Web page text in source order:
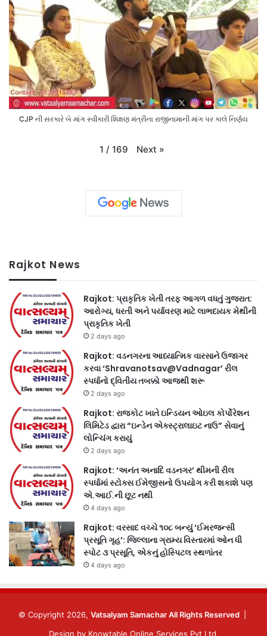
CJP ની સરકારે બે માંગ સ્વીકારી શિક્ષણ મંત્રીના રાજીનામાની માંગ પર કાલે નિર્ણય
1 / 169 Next »
Rajkot News
Rajkot: પ્રાકૃતિક ખેતી તરફ આગળ વધતું ગુજરાત:
આરોગ્ય, ધરતી અને પર્યાવરણ માટે લાભદાયક મેથીની
પ્રાકૃતિક ખેતી
2 days ago
Rajkot: વડનગરના આધ્યાત્મિક વારસાને ઉજાગર
કરવા ‘Shravanotsav@Vadnagar’ રીલ
સ્પર્ધાનો દ્વિતીય તબક્કો આજથી શરૂ
2 days ago
Rajkot: રાજકોટ ખાતે ઇન્ડિયન ઓઇલ કોર્પોરેશન
લિમિટેડ દ્વારા “ઇન્ડેન એક્સ્ટ્રાલાઇટ નાઉ” સેવાનું
લોન્ચિંગ કરાયું
2 days ago
Rajkot: ‘અનંત અનાદિ વડનગર’ થીમની રીલ
સ્પર્ધામાં સ્ટોક્સ ઈમેજીસનો ઉપયોગ કરી શકાશે પણ
એ.આઈ.ની છૂટ નથી
4 days ago
Rajkot: વરસાદ વચ્ચે ૧૦૮ બન્યું ‘ઈમરજન્સી
પ્રસૂતિ ગૃહ’: જિલ્લાના ગ્રામ્ય વિસ્તારમાં ઓન ધી
સ્પોટ ૩ પ્રસૂતિ, એકનું હોસ્પિટલ સ્થળાંતર
4 days ago
© Copyright 2026, Vatsalyam Samachar All Rights Reserved
Design by Knowtable Online Services Pvt Ltd.